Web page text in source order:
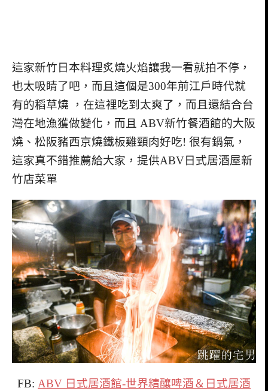
這家新竹日本料理炙燒火焰讓我一看就拍不停，
也太吸睛了吧，而且這個是300年前江戶時代就
有的稻草燒 ，在這裡吃到太爽了，而且還結合台
灣在地漁獲做變化，而且 ABV新竹餐酒館的大阪
燒、松阪豬西京燒鐵板雞頸肉好吃! 很有鍋氣，
這家真不錯推薦給大家，提供ABV日式居酒屋新
竹店菜單
FB: ABV 日式居酒館-世界精釀啤酒＆日式居酒